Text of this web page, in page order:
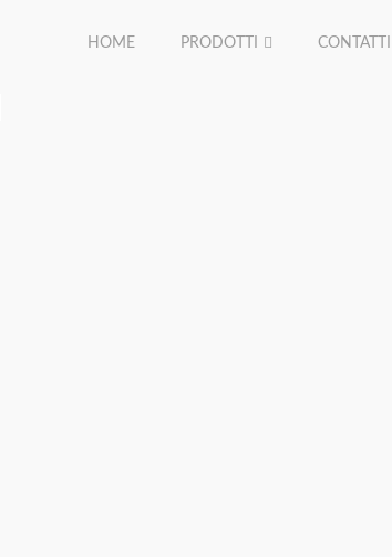
HOME PRODOTTI CONTATTI